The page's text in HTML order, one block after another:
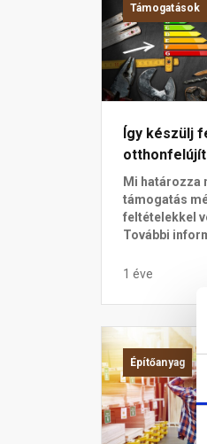
Támogatások
Így készülj
Mi határozza
támogatás
feltételekkel
További
1 éve
Építőanyag